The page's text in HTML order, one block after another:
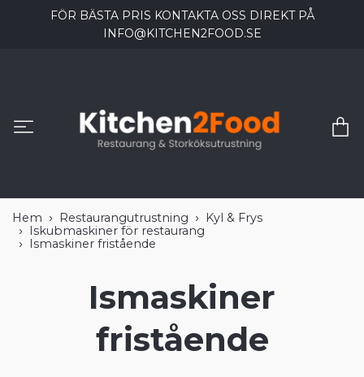
FÖR BÄSTA PRIS KONTAKTA OSS DIREKT PÅ
INFO@KITCHEN2FOOD.SE
Hem Restaurangutrustning
Kyl & Frys
Iskubmaskiner för restaurang
Ismaskiner fristående
Ismaskiner
fristående